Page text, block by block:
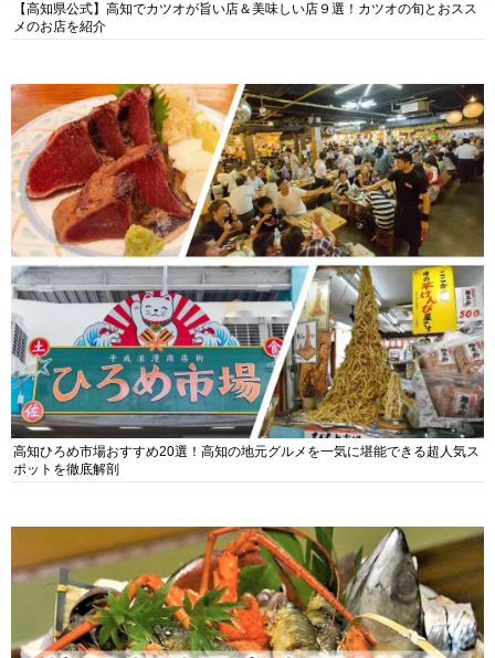
【高知県公式】高知でカツオが旨い店＆美味しい店９選！カツオの旬とおスス
メのお店を紹介
高知ひろめ市場おすすめ20選！高知の地元グルメを一気に堪能できる超人気ス
ポットを徹底解剖